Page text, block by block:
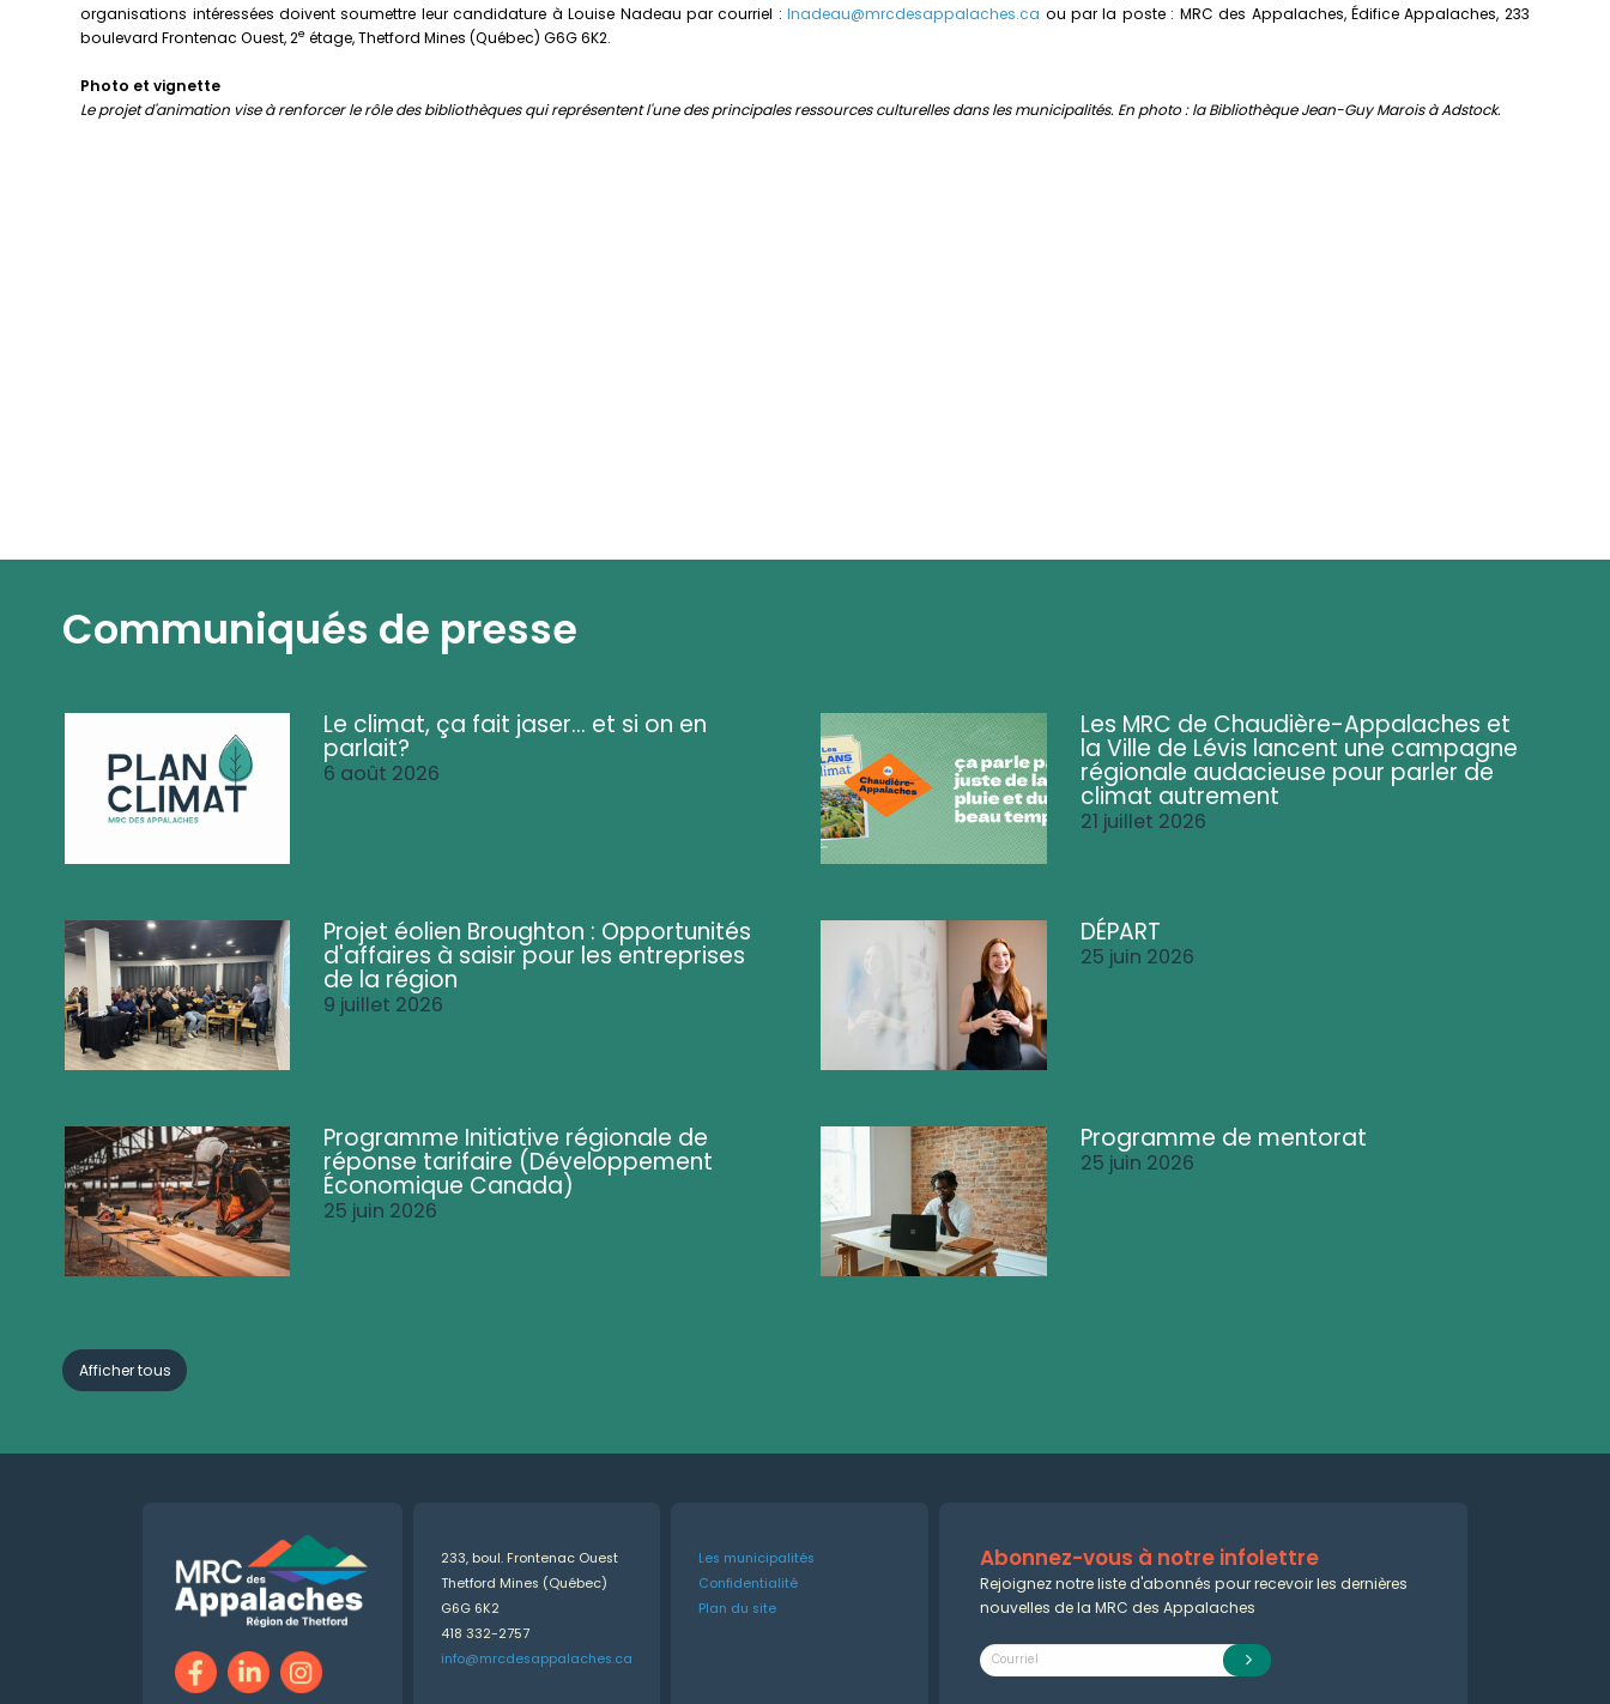
organisations intéressées doivent soumettre leur candidature à Louise Nadeau par courriel :lnadeau@mrcdesappalaches.ca ou par la poste : MRC des Appalaches, Édifice Appalaches, 233
boulevard Frontenac Ouest, 2e étage, Thetford Mines (Québec) G6G 6K2.
Photo et vignette
Le projet d'animation vise à renforcer le rôle des bibliothèques qui représentent l'une des principales ressources culturelles dans les municipalités. En photo : la Bibliothèque Jean-Guy Marois à Adstock.
Communiqués de presse
Le climat, ça fait jaser... et si on en
parlait?
6 août 2026
Les MRC de Chaudière-Appalaches et
la Ville de Lévis lancent une campagne
régionale audacieuse pour parler de
climat autrement
21 juillet 2026
Projet éolien Broughton : Opportunités
d'affaires à saisir pour les entreprises
de la région
9 juillet 2026
DÉPART
25 juin 2026
Programme Initiative régionale de
réponse tarifaire (Développement
Économique Canada)
25 juin 2026
Programme de mentorat
25 juin 2026
Afficher tous
233, boul. Frontenac Ouest
Thetford Mines (Québec)
G6G 6K2
418 332-2757
info@mrcdesappalaches.ca
Les municipalités
Confidentialité
Plan du site
Abonnez-vous à notre infolettre
Rejoignez notre liste d'abonnés pour recevoir les dernières
nouvelles de la MRC des Appalaches